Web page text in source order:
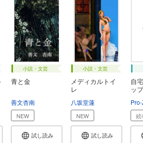
小説・文芸
青と金
善文杏南
NEW
試し読み
小説・文芸
メディカルトイ
レ
八坂堂蓮
NEW
試し読み
自
ッ
続